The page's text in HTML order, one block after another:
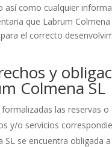
así como cualquier
que Labrum Colmena
el correcto
y
Colmena SL
formalizadas las reservas o
y/o servicios
SL se encuentra obligada